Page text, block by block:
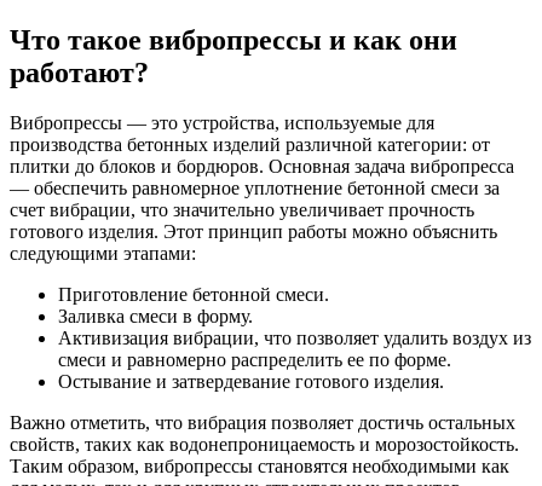
Что такое вибропрессы и как они
работают?
Вибропрессы — это устройства, используемые для
производства бетонных изделий различной категории: от
плитки до блоков и бордюров. Основная задача вибропресса
— обеспечить равномерное уплотнение бетонной смеси за
счет вибрации, что значительно увеличивает прочность
готового изделия. Этот принцип работы можно объяснить
следующими этапами:
Приготовление бетонной смеси.
Заливка смеси в форму.
Активизация вибрации, что позволяет удалить воздух из
смеси и равномерно распределить ее по форме.
Остывание и затвердевание готового изделия.
Важно отметить, что вибрация позволяет достичь остальных
свойств, таких как водонепроницаемость и морозостойкость.
Таким образом, вибропрессы становятся необходимыми как